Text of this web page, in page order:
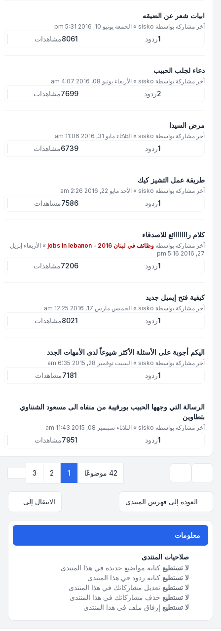
ابيات شعر عن الضيقه
آخر مشاركة بواسطةsisko
»الجمعة يونيو 10, 2016 5:31 pm
ردود 8061مشاهدات
دعاء لجلب الحبيب
آخر مشاركة بواسطةsisko
»الأربعاء يونيو 08, 2016 4:07 am
ردود 7699مشاهدات
مرض السيدا
آخر مشاركة بواسطةsisko
»الثلاثاء مايو 31, 2016 11:06 am
ردود 6739مشاهدات
طريقة عمل التشيز كيك
آخر مشاركة بواسطةsisko
»الأحد مايو 22, 2016 2:26 am
ردود 7586مشاهدات
كلام رااااااائع للاصدقاء
آخر مشاركة بواسطةوظائف في لبنان 2016 - jobs in lebanon »الأربعاء إبريل
27, 2016 5:16 pm
ردود 7206مشاهدات
كيفية فتح إيميل جديد
آخر مشاركة بواسطةsisko
»الخميس مارس 17, 2016 12:25 am
ردود 8021مشاهدات
اليكم أجوبة على الأسئلة الأكثر شيوعاً لدى الأمهات الجدد
آخر مشاركة بواسطةsisko
»السبت نوفمبر 28, 2015 6:35 am
ردود 7181مشاهدات
الرسالة التي وجهها الحبيب بورقيبة من منفاه الى مسعود الشنناوي
بتطاوين
آخر مشاركة بواسطةsisko
»الثلاثاء سبتمبر 08, 2015 11:43 am
ردود 7951مشاهدات
42 موضوعًا
العودة إلى فهرس المنتدى الانتقال إلى
معلومات
صلاحيات المنتدى
لا تستطيعكتابة مواضيع جديدة في هذا المنتدى
لا تستطيعكتابة ردود في هذا المنتدى
لا تستطيعتعديل مشاركاتك في هذا المنتدى
لا تستطيعحذف مشاركاتك في هذا المنتدى
لا تستطيعإرفاق ملف في هذا المنتدى